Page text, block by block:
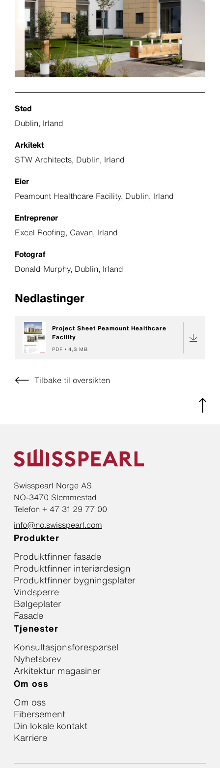
Sted
Dublin, Irland
Arkitekt
STW Architects, Dublin, Irland
Eier
Peamount Healthcare Facility, Dublin, Irland
Entreprenør
Excel Roofing, Cavan, Irland
Fotograf
Donald Murphy, Dublin, Irland
Nedlastinger
Project Sheet Peamount Healthcare
Facility
PDF 4,3 MB
Tilbake til oversikten
Swisspearl Norge AS
NO-3470 Slemmestad
Telefon + 47 31 29 77 00
info@no.swisspearl.com
Produkter
Produktfinner fasade
Produktfinner interiørdesign
Produktfinner bygningsplater
Vindsperre
Bølgeplater
Fasade
Tjenester
Konsultasjonsforespørsel
Nyhetsbrev
Arkitektur magasiner
Om oss
Om oss
Fibersement
Din lokale kontakt
Karriere